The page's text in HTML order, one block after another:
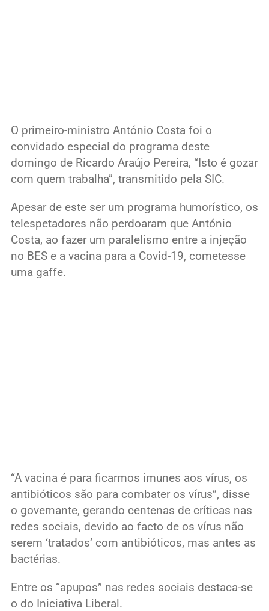
O primeiro-ministro António Costa foi o
convidado especial do programa deste
domingo de Ricardo Araújo Pereira, “Isto é gozar
com quem trabalha”, transmitido pela SIC.
Apesar de este ser um programa humorístico, os
telespetadores não perdoaram que António
Costa, ao fazer um paralelismo entre a injeção
no BES e a vacina para a Covid-19, cometesse
uma gaffe.
“A vacina é para ficarmos imunes aos vírus, os
antibióticos são para combater os vírus”, disse
o governante, gerando centenas de críticas nas
redes sociais, devido ao facto de os vírus não
serem ‘tratados’ com antibióticos, mas antes as
bactérias.
Entre os “apupos” nas redes sociais destaca-se
o do Iniciativa Liberal.